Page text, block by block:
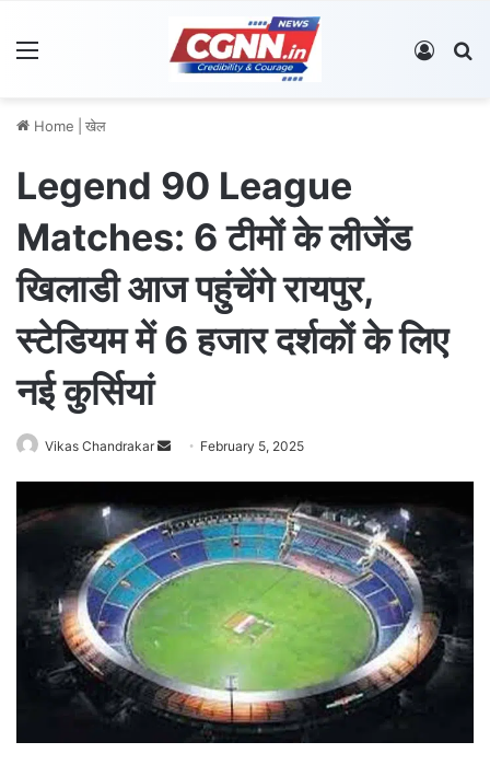
Log In
Home खेल
Legend 90 League
Matches: 6 टीमों के लीजेंड
खिलाडी आज पहुंचेंगे रायपुर,
स्टेडियम में 6 हजार दर्शकों के लिए
नई कुर्सियां
Vikas Chandrakar
d
a
n
i
l
February 5, 2025